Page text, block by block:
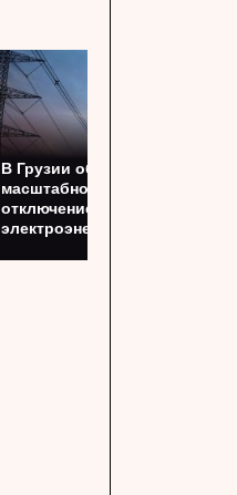
В Грузии объяснили
масштабное
отключение
электроэнергии